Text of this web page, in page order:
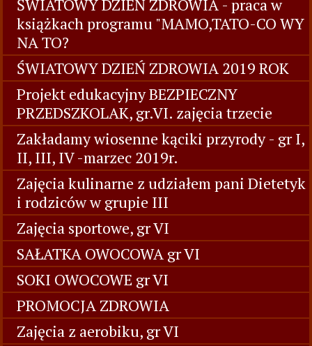
ŚWIATOWY DZIEŃ ZDROWIA - praca w
książkach programu "MAMO,TATO-CO WY
NA TO?
ŚWIATOWY DZIEŃ ZDROWIA 2019 ROK
Projekt edukacyjny BEZPIECZNY
PRZEDSZKOLAK, gr.VI. zajęcia trzecie
Zakładamy wiosenne kąciki przyrody - gr I,
II, III, IV -marzec 2019r.
Zajęcia kulinarne z udziałem pani Dietetyk
i rodziców w grupie III
Zajęcia sportowe, gr VI
SAŁATKA OWOCOWA gr VI
SOKI OWOCOWE gr VI
PROMOCJA ZDROWIA
Zajęcia z aerobiku, gr VI